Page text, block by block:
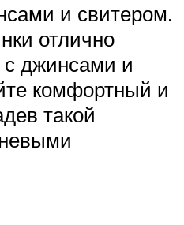
и свитером.
отлично
джинсами и
комфортный и
такой